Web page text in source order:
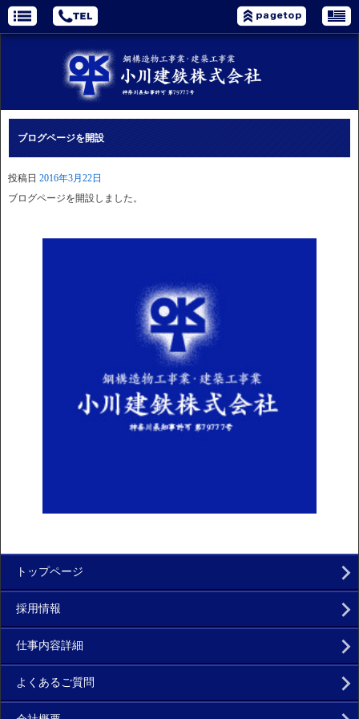
ブログページを開設
投稿日 2016年3月22日
ブログページを開設しました。
トップページ
採用情報
仕事内容詳細
よくあるご質問